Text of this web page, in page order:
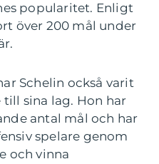
popularitet. Enligt
över 200 mål under
Schelin också varit
sina lag. Hon har
antal mål och har
spelare genom
och vinna